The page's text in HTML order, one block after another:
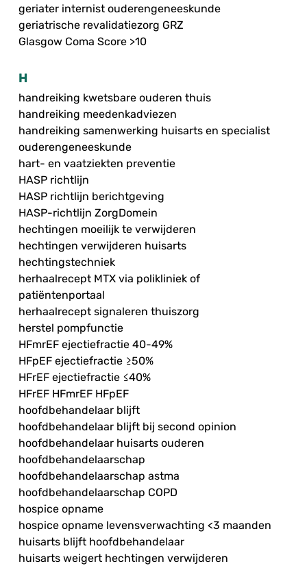
geriater internist ouderengeneeskunde
geriatrische revalidatiezorg GRZ
Glasgow Coma Score >10
H
handreiking kwetsbare ouderen thuis
handreiking meedenkadviezen
handreiking samenwerking huisarts en specialist
ouderengeneeskunde
hart- en vaatziekten preventie
HASP richtlijn
HASP richtlijn berichtgeving
HASP-richtlijn ZorgDomein
hechtingen moeilijk te verwijderen
hechtingen verwijderen huisarts
hechtingstechniek
herhaalrecept MTX via polikliniek of
patiëntenportaal
herhaalrecept signaleren thuiszorg
herstel pompfunctie
HFmrEF ejectiefractie 40-49%
HFpEF ejectiefractie ≥50%
HFrEF ejectiefractie ≤40%
HFrEF HFmrEF HFpEF
hoofdbehandelaar blijft
hoofdbehandelaar blijft bij second opinion
hoofdbehandelaar huisarts ouderen
hoofdbehandelaarschap
hoofdbehandelaarschap astma
hoofdbehandelaarschap COPD
hospice opname
hospice opname levensverwachting <3 maanden
huisarts blijft hoofdbehandelaar
huisarts weigert hechtingen verwijderen